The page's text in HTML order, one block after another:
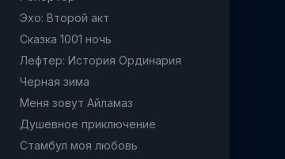
Эхо: Второй акт
Сказка 1001 ночь
Лефтер: История Ординария
Черная зима
Меня зовут Айламаз
Душевное приключение
Стамбул моя любовь